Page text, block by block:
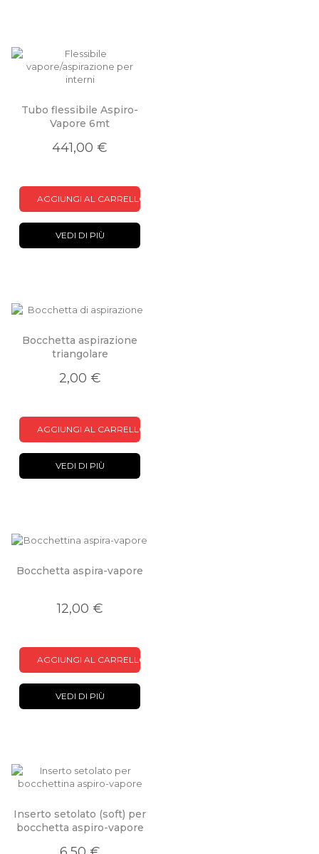
Tubo flessibile Aspiro-
Vapore 6mt
441,00 €
AGGIUNGI AL CARRELLO
VEDI DI PIÙ
Bocchetta aspirazione
triangolare
2,00 €
AGGIUNGI AL CARRELLO
VEDI DI PIÙ
Bocchetta aspira-vapore
12,00 €
AGGIUNGI AL CARRELLO
VEDI DI PIÙ
Inserto setolato (soft) per
bocchetta aspiro-vapore